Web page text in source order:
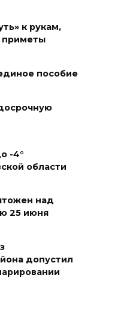
пилон: в
к рукам,
приметы
пособие
-4°
области
над
25 июня
допустил